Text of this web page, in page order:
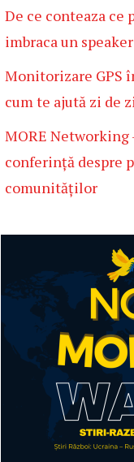
De ce conteaza ce
imbraca un speaker
Monitorizare GPS
cum te ajută zi de
MORE
conferință despre
comunităților